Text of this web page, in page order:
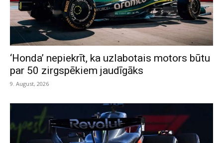
‘Honda’ nepiekrīt, ka uzlabotais motors būtu
par 50 zirgspēkiem jaudīgāks
9. August, 2026